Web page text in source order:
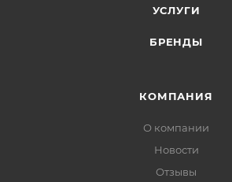
УСЛУГИ
БРЕНДЫ
КОМПАНИЯ
О компании
Новости
Отзывы